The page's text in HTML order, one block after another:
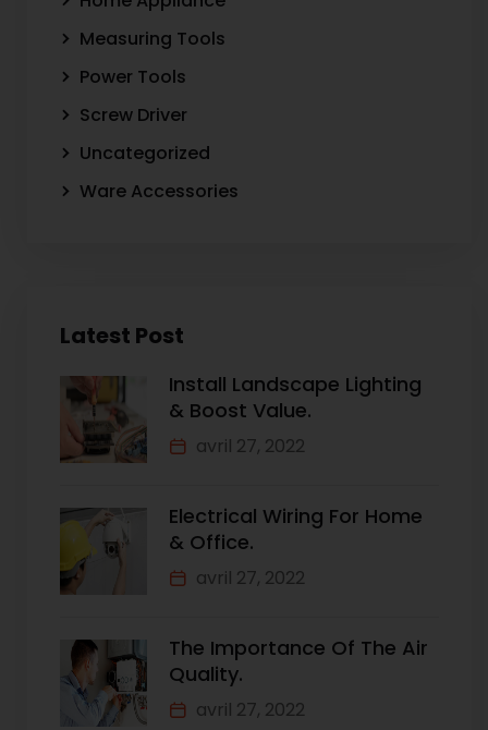
Measuring Tools
Power Tools
Screw Driver
Uncategorized
Ware Accessories
Latest Post
Install Landscape Lighting
& Boost Value.
avril 27, 2022
Electrical Wiring For Home
& Office.
avril 27, 2022
The Importance Of The Air
Quality.
avril 27, 2022